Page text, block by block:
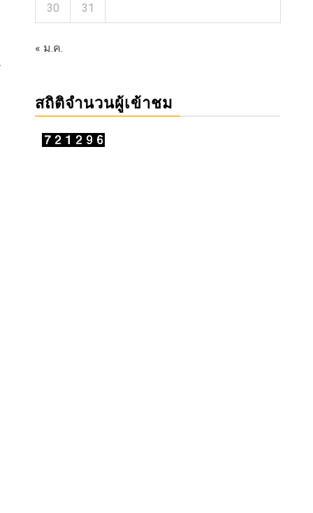
30 31
« ม.ค.
สถิติจำนวนผู้เข้าชม